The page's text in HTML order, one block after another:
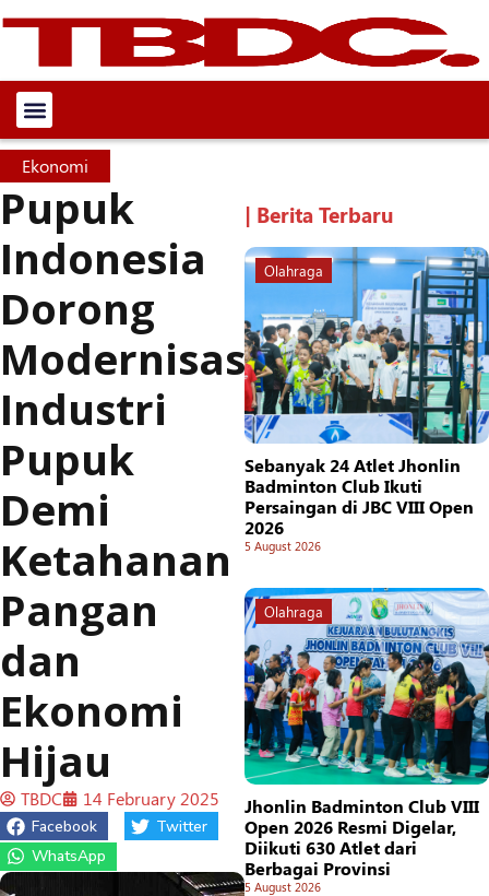
Ekonomi
Pupuk
Indonesia
Dorong
Modernisasi
Industri
Pupuk
Demi
Ketahanan
Pangan
dan
Ekonomi
Hijau
TBDC 14 February 2025
Facebook
Twitter
WhatsApp
| Berita Terbaru
Olahraga
Sebanyak 24 Atlet Jhonlin
Badminton Club Ikuti
Persaingan di JBC VIII Open
2026
5 August 2026
Olahraga
Jhonlin Badminton Club VIII
Open 2026 Resmi Digelar,
Diikuti 630 Atlet dari
Berbagai Provinsi
5 August 2026